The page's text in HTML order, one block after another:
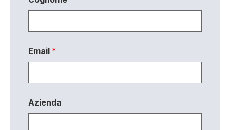
Email *
Azienda